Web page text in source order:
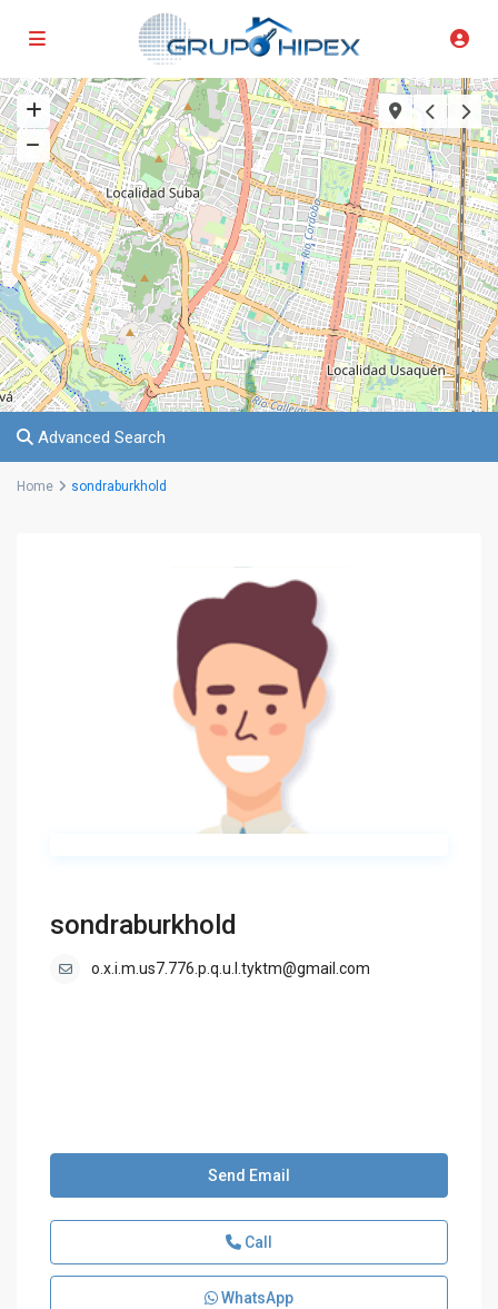
Advanced Search
Home sondraburkhold
sondraburkhold
o.x.i.m.us7.776.p.q.u.l.tyktm@gmail.com
Send Email
Call
WhatsApp